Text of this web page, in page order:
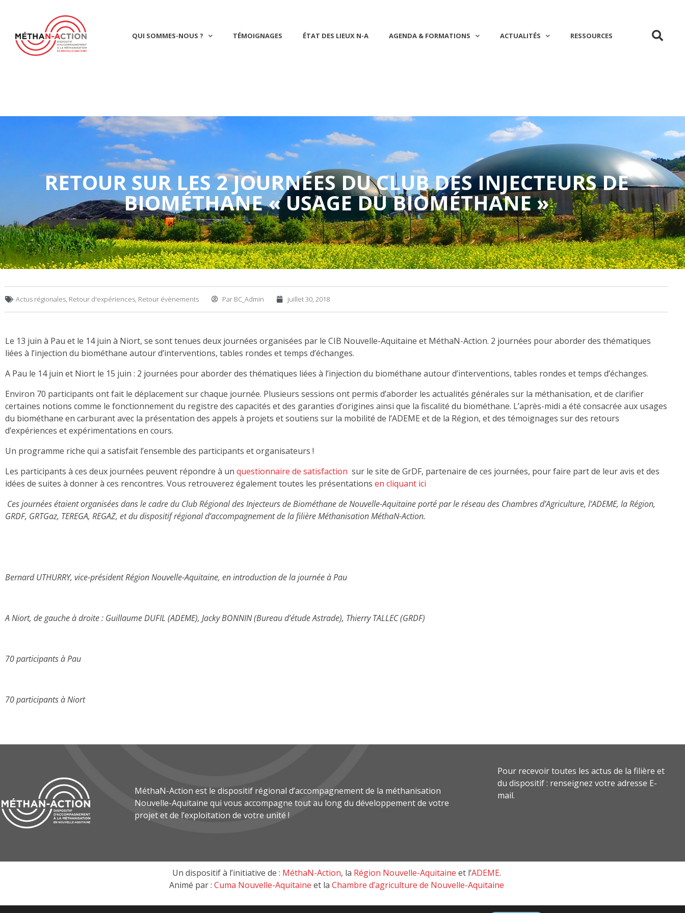
QUI SOMMES-NOUS ? TÉMOIGNAGES ÉTAT DES LIEUX N-A AGENDA & FORMATIONS ACTUALITÉS RESSOURCES
RETOUR SUR LES 2 JOURNÉES DU CLUB DES INJECTEURS DE
BIOMÉTHANE « USAGE DU BIOMÉTHANE »
Actus régionales, Retour d'expériences, Retour évènements Par BC_Admin juillet 30, 2018
Le 13 juin à Pau et le 14 juin à Niort, se sont tenues deux journées organisées par le CIB Nouvelle-Aquitaine et MéthaN-Action. 2 journées pour aborder des thématiques
liées à l’injection du biométhane autour d’interventions, tables rondes et temps d’échanges.
A Pau le 14 juin et Niort le 15 juin : 2 journées pour aborder des thématiques liées à l’injection du biométhane autour d’interventions, tables rondes et temps d’échanges.
Environ 70 participants ont fait le déplacement sur chaque journée. Plusieurs sessions ont permis d’aborder les actualités générales sur la méthanisation, et de clarifier
certaines notions comme le fonctionnement du registre des capacités et des garanties d’origines ainsi que la fiscalité du biométhane. L’après-midi a été consacrée aux usages
du biométhane en carburant avec la présentation des appels à projets et soutiens sur la mobilité de l’ADEME et de la Région, et des témoignages sur des retours
d’expériences et expérimentations en cours.
Un programme riche qui a satisfait l’ensemble des participants et organisateurs !
Les participants à ces deux journées peuvent répondre à un questionnaire de satisfaction sur le site de GrDF, partenaire de ces journées, pour faire part de leur avis et des
idées de suites à donner à ces rencontres. Vous retrouverez également toutes les présentations en cliquant ici
Ces journées étaient organisées dans le cadre du Club Régional des Injecteurs de Biométhane de Nouvelle-Aquitaine porté par le réseau des Chambres d’Agriculture, l’ADEME, la Région,
GRDF, GRTGaz, TEREGA, REGAZ, et du dispositif régional d’accompagnement de la filière Méthanisation MéthaN-Action.
Bernard UTHURRY, vice-président Région Nouvelle-Aquitaine, en introduction de la journée à Pau
A Niort, de gauche à droite : Guillaume DUFIL (ADEME), Jacky BONNIN (Bureau d’étude Astrade), Thierry TALLEC (GRDF)
70 participants à Pau
70 participants à Niort
MéthaN-Action est le dispositif régional d’accompagnement de la méthanisation
Nouvelle-Aquitaine qui vous accompagne tout au long du développement de votre
projet et de l’exploitation de votre unité !
Pour recevoir toutes les actus de la filière et
du dispositif : renseignez votre adresse E-
mail.
Un dispositif à l’initiative de : MéthaN-Action, la Région Nouvelle-Aquitaine et l’ADEME.
Animé par : Cuma Nouvelle-Aquitaine et la Chambre d’agriculture de Nouvelle-Aquitaine